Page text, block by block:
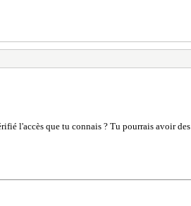
l'accès que tu connais ? Tu pourrais avoir des